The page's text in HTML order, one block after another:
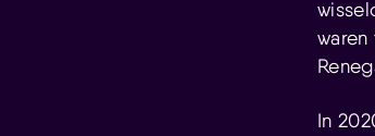
waren
In